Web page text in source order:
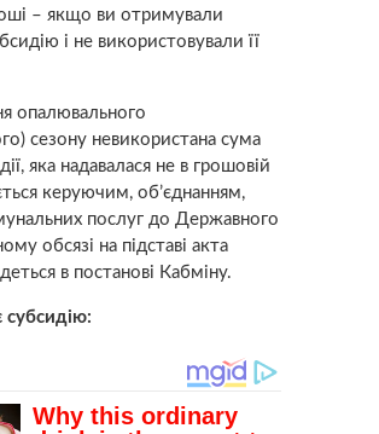
– якщо ви отримували
і не використовували її
опалювального
сезону невикористана сума
яка надавалася не в грошовій
керуючим, об’єднанням,
послуг до Державного
обсязі на підставі акта
в постанові Кабміну.